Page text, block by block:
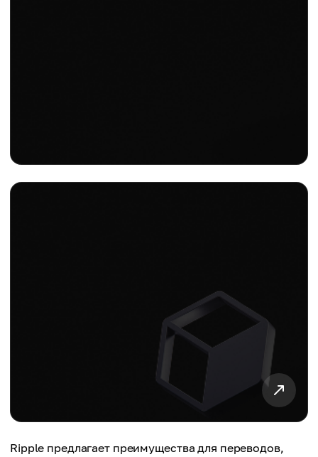
Ripple предлагает преимущества для переводов,